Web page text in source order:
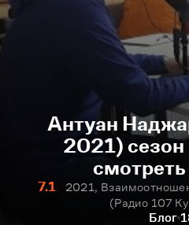
Антуан
2021) сезон
7.1
2021,
(Радио 107
Блог